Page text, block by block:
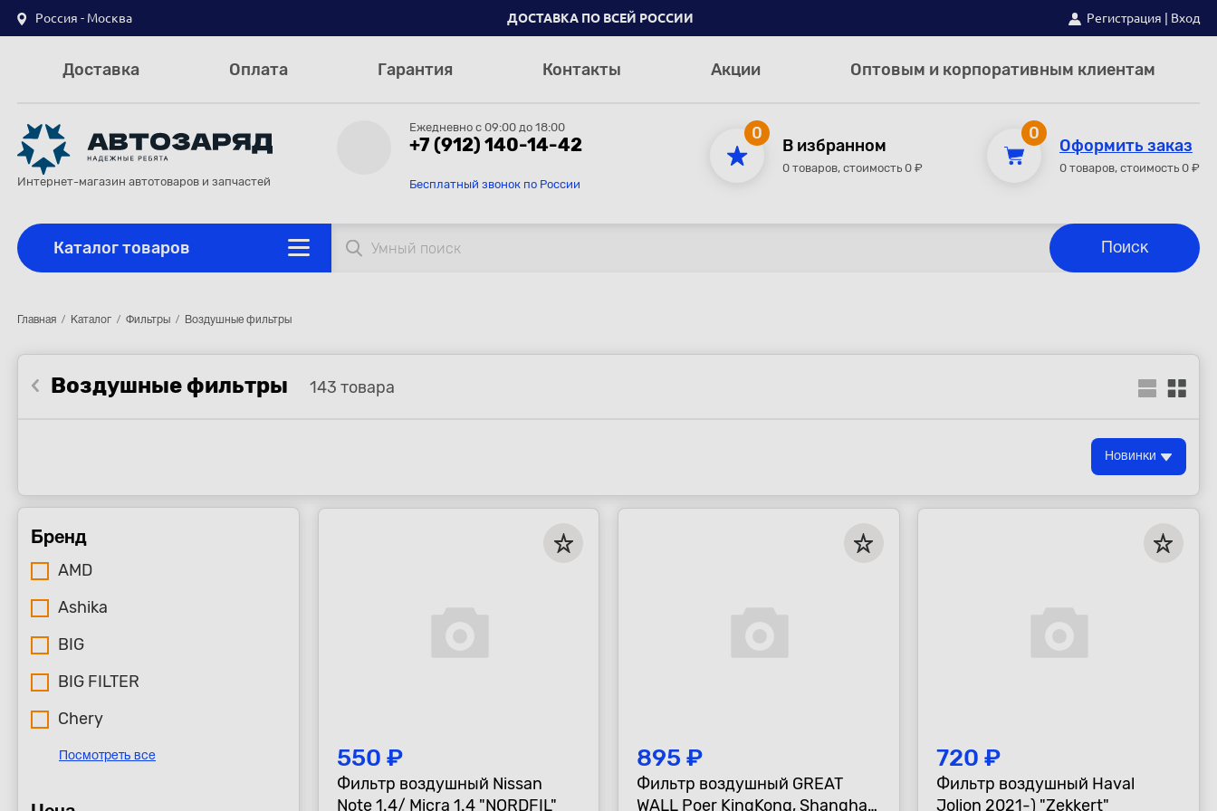
Россия - Москва ДОСТАВКА ПО ВСЕЙ РОССИИ Регистрация Вход
Доставка Оплата Гарантия Контакты Акции Оптовым и корпоративным клиентам
Интернет-магазин автотоваров и запчастей
Ежедневно с 09:00 до 18:00
+7 (912) 140-14-42
Бесплатный звонок по России
0
В избранном
0 товаров, стоимость 0 ₽
0
Оформить заказ
0 товаров, стоимость 0 ₽
Каталог товаров
Главная Каталог Фильтры Воздушные фильтры
Воздушные фильтры 143 товара
Новинки
Бренд
AMD
Ashika
BIG
BIG FILTER
Chery
Посмотреть все 550 ₽
Фильтр воздушный Nissan
Note 1.4/ Micra 1.4 "NORDFIL"
895 ₽
Фильтр воздушный GREAT
WALL Poer KingKong, Shanghai
720 ₽
Фильтр воздушный Haval
Jolion 2021-) "Zekkert"